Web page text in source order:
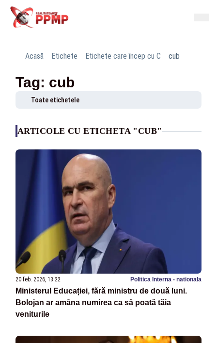
Acasă Etichete Etichete care încep cu C cub
Tag: cub
Toate etichetele
ARTICOLE CU ETICHETA "CUB"
20 feb. 2026, 13:22 Politica Interna - nationala
Ministerul Educației, fără ministru de două luni.
Bolojan ar amâna numirea ca să poată tăia
veniturile